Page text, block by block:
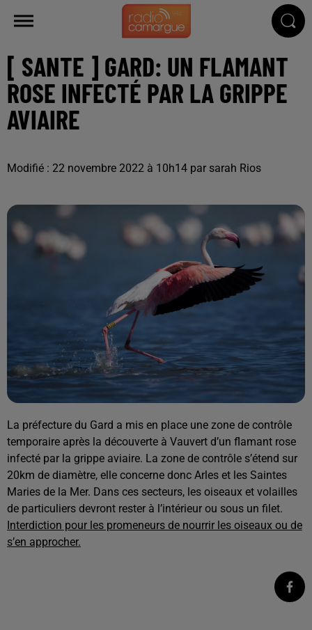
[ SANTE ] GARD: UN FLAMANT
ROSE INFECTÉ PAR LA GRIPPE
AVIAIRE
Modifié : 22 novembre 2022 à 10h14 par sarah Rios
La préfecture du Gard a mis en place une zone de contrôle
temporaire après la découverte à Vauvert d’un flamant rose
infecté par la grippe aviaire. La zone de contrôle s’étend sur
20km de diamètre, elle concerne donc Arles et les Saintes
Maries de la Mer. Dans ces secteurs, les oiseaux et volailles
de particuliers devront rester à l’intérieur ou sous un filet.
Interdiction pour les promeneurs de nourrir les oiseaux ou de
s’en approcher.